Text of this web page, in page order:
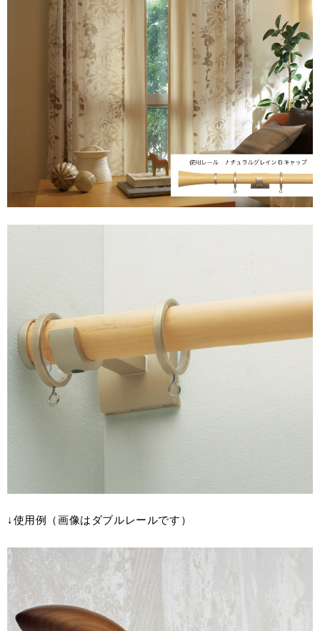
↓使用例（画像はダブルレールです）